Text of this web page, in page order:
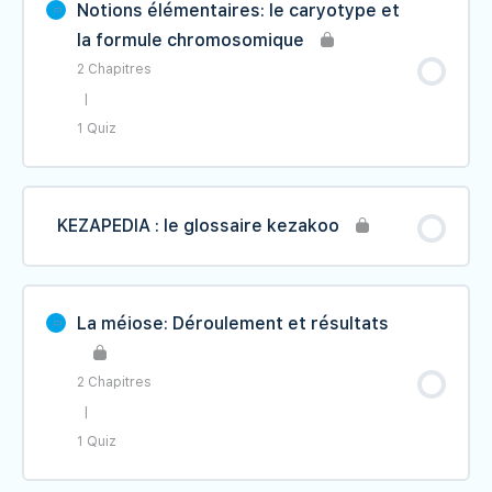
Exercices
Le principe: la transgenèse naturelle
II- Les techniques
Le génie génétique
Notions élémentaires: le caryotype et
la formule chromosomique
2 Chapitres
|
1 Quiz
Le caryotype; Concept et technique de
réalisation
La formule chromosomique
chromosomique
KEZAPEDIA : le glossaire kezakoo
La méiose: Déroulement et résultats
2 Chapitres
|
1 Quiz